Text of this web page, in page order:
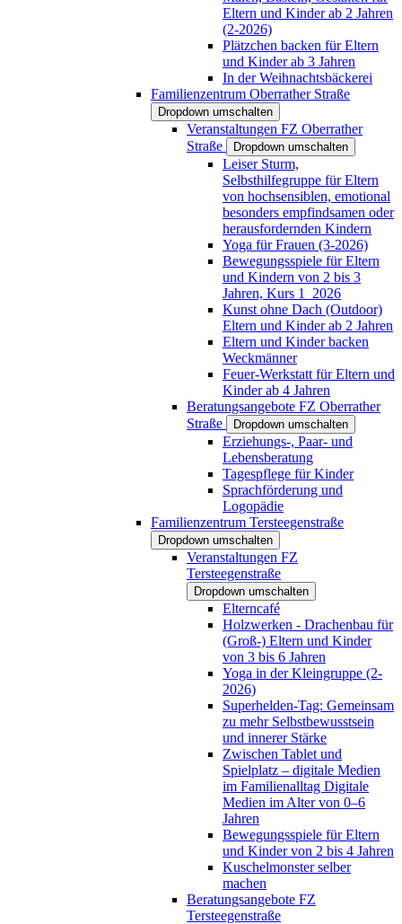
Eltern und Kinder ab 2 Jahren
(2-2026)
Plätzchen backen für Eltern
und Kinder ab 3 Jahren
In der Weihnachtsbäckerei
Familienzentrum Oberrather Straße
Dropdown umschalten
Veranstaltungen FZ Oberrather
Straße
Dropdown umschalten
Leiser Sturm,
Selbsthilfegruppe für Eltern
von hochsensiblen, emotional
besonders empfindsamen oder
herausfordernden Kindern
Yoga für Frauen (3-2026)
Bewegungsspiele für Eltern
und Kindern von 2 bis 3
Jahren, Kurs 1_2026
Kunst ohne Dach (Outdoor)
Eltern und Kinder ab 2 Jahren
Eltern und Kinder backen
Weckmänner
Feuer-Werkstatt für Eltern und
Kinder ab 4 Jahren
Beratungsangebote FZ Oberrather
Straße
Dropdown umschalten
Erziehungs-, Paar- und
Lebensberatung
Tagespflege für Kinder
Sprachförderung und
Logopädie
Familienzentrum Tersteegenstraße
Dropdown umschalten
Veranstaltungen FZ
Tersteegenstraße
Dropdown umschalten
Elterncafé
Holzwerken - Drachenbau für
(Groß-) Eltern und Kinder
von 3 bis 6 Jahren
Yoga in der Kleingruppe (2-
2026)
Superhelden-Tag: Gemeinsam
zu mehr Selbstbewusstsein
und innerer Stärke
Zwischen Tablet und
Spielplatz – digitale Medien
im Familienalltag Digitale
Medien im Alter von 0–6
Jahren
Bewegungsspiele für Eltern
und Kinder von 2 bis 4 Jahren
Kuschelmonster selber
machen
Beratungsangebote FZ
Tersteegenstraße